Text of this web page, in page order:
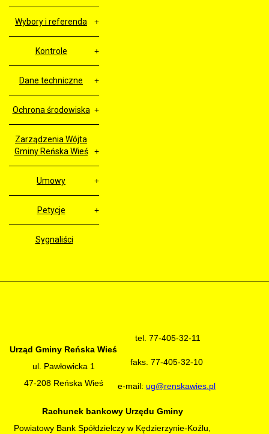
Wybory i referenda
Kontrole
Dane techniczne
Ochrona środowiska
Zarządzenia Wójta
Gminy Reńska Wieś
Umowy
Petycje
Sygnaliści
Urząd Gminy Reńska Wieś
ul. Pawłowicka 1
47-208 Reńska Wieś
tel. 77-405-32-11
faks. 77-405-32-10
e-mail: ug@renskawies.pl
Rachunek bankowy Urzędu Gminy
Powiatowy Bank Spółdzielczy w Kędzierzynie-Koźlu,